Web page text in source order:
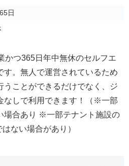
日
かつ365日年中無休のセルフエ
す。無人で運営されているため
うことができるだけでなく、ジ
なしで利用できます！（※一部
場合あり ※一部テナント施設の
ない場合があり）